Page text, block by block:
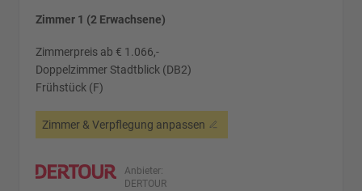
Zimmer 1 (2 Erwachsene)
Zimmerpreis ab € 1.066,-
Doppelzimmer Stadtblick (DB2)
Frühstück (F)
Zimmer & Verpflegung anpassen
Anbieter:
DERTOUR